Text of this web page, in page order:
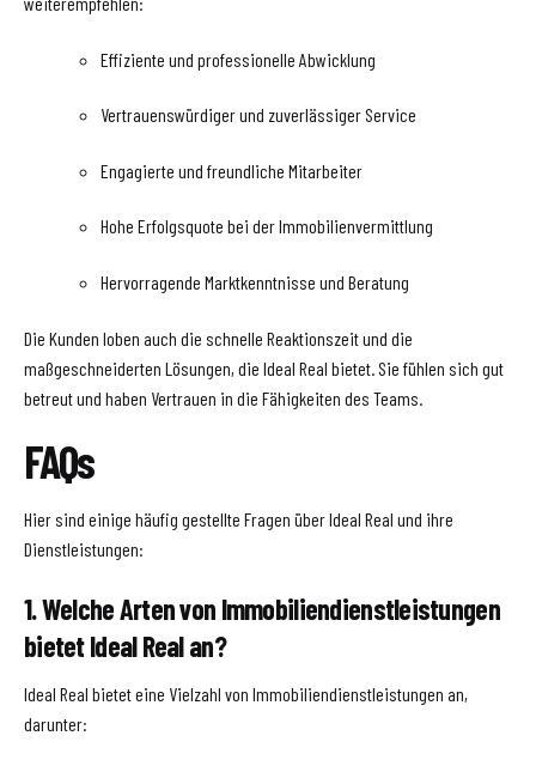
Effiziente und professionelle Abwicklung
Vertrauenswürdiger und zuverlässiger Service
Engagierte und freundliche Mitarbeiter
Hohe Erfolgsquote bei der Immobilienvermittlung
Hervorragende Marktkenntnisse und Beratung
Die Kunden loben auch die schnelle Reaktionszeit und die
maßgeschneiderten Lösungen, die Ideal Real bietet. Sie fühlen sich gut
betreut und haben Vertrauen in die Fähigkeiten des Teams.
FAQs
Hier sind einige häufig gestellte Fragen über Ideal Real und ihre
Dienstleistungen:
1. Welche Arten von Immobiliendienstleistungen
bietet Ideal Real an?
Ideal Real bietet eine Vielzahl von Immobiliendienstleistungen an,
darunter: